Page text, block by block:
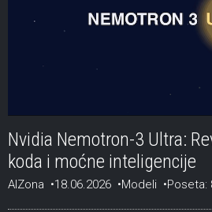
Nvidia Nemotron-3 Ultra:
koda i moćne inteligencije
AIZona 18.06.2026 Modeli Poseta: